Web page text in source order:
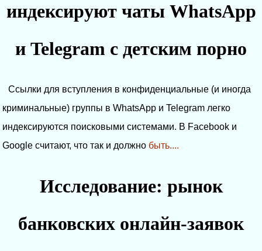
индексируют чаты WhatsApp
и Telegram с детским порно
Ссылки для вступления в конфиденциальные (и иногда
криминальные) группы в WhatsApp и Telegram легко
индексируются поисковыми системами. В Facebook и
Google считают, что так и должно быть....
Исследование: рынок
банковских онлайн-заявок